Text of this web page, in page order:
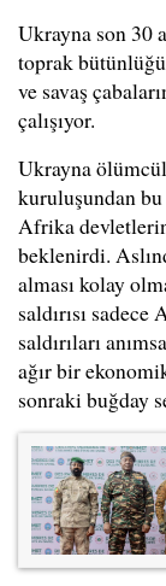
Ukrayna son 30
toprak
ve savaş
çalışıyor.
Ukrayna
kuruluşundan bu
Afrika
beklenirdi.
alması kolay
saldırısı
saldırıları
ağır bir
sonraki buğday